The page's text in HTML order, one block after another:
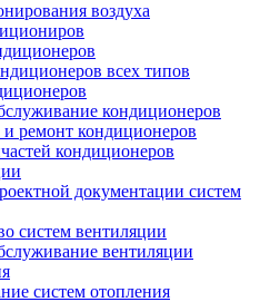
воздуха
всех типов
кондиционеров
и ремонт кондиционеров
кондиционеров
документации систем
систем вентиляции
вентиляции
систем отопления